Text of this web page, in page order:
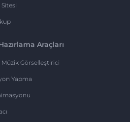
Araçları
Görselleştirici
Yapma